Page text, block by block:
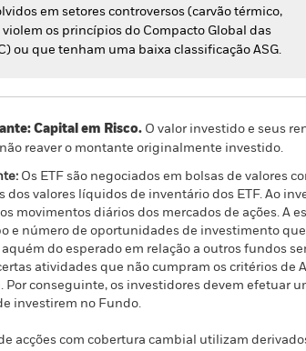
em setores controversos (carvão térmico,
os princípios do Compacto Global das
ou que tenham uma baixa classificação ASG.
Capital em Risco. O valor investido e seus
reaver o montante originalmente investido.
Os ETF são negociados em bolsas de valores
dos valores líquidos de inventário dos ETF. Ao
movimentos diários dos mercados de ações. A
e número de oportunidades de investimento
do esperado em relação a outros fundos
atividades que não cumpram os critérios de
Por conseguinte, os investidores devem efetuar
investirem no Fundo.
de acções com cobertura cambial utilizam